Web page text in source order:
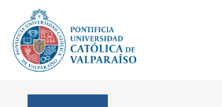
Click acá para ir directamente al contenido